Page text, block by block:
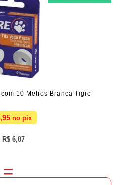
10 Metros Branca Tigre
R$ 6,07